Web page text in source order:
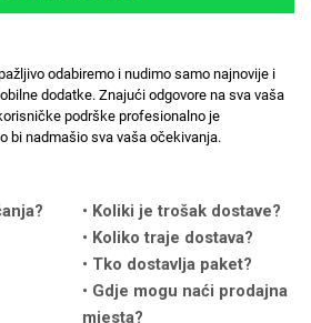
odabiremo i nudimo samo najnovije i
dodatke. Znajući odgovore na sva vaša
podrške profesionalno je
bi nadmašio sva vaša očekivanja.
Koliki je trošak dostave?
Koliko traje dostava?
Tko dostavlja paket?
Gdje mogu naći prodajna
mjesta?
I Need Some Space
Cirkus